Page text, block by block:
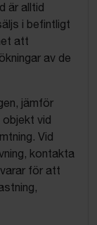
är alltid
i befintligt
att
av de
jämför
vid
Vid
kontakta
för att